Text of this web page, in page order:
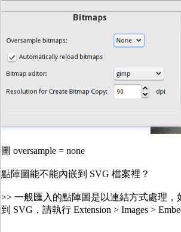
圖 oversample = none
點陣圖能不能內嵌到 SVG 檔案裡？
>> 一般匯入的點陣圖是以連結方式處理，
到 SVG，請執行 Extension > Images >